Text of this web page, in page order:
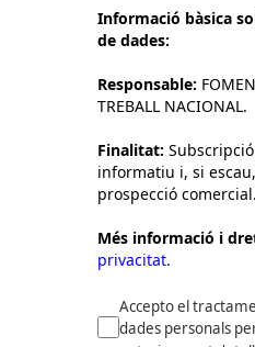
Informació bàsica
de dades:
Responsable:
TREBALL NACIONAL.
Finalitat:
informatiu i, si
prospecció comercial.
Més informació i
privacitat.
Accepto el
dades personals